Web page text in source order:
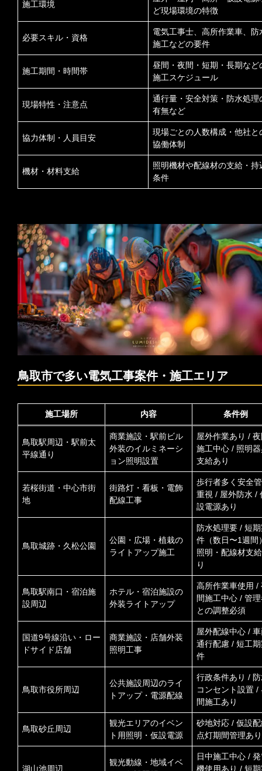
施工環境
ど現場環境の特徴
必要スキル・資格
電気工事士、高所作業車、防
施工などの要件
施工期間・時間帯
昼間・夜間・短期・長期など
施工スケジュール
現場特性・注意点
通行量・安全対策・防水処理
有無など
協力体制・人員目安
現場ごとの人数構成・他社と
協働体制
機材・材料支給
照明機材や配線材の支給・持
条件
鳥取市で多い電気工事案件・施工エリア
施工場所 内容 条件例
鳥取駅周辺・駅前太
平線通り
商業施設・駅前ビル
外装のイルミネーシ
ョン照明設置
屋外作業あり /
施工中心 / 照明
支給あり
若桜街道・中心市街
地
街路灯・看板・電飾
配線工事
歩行者多く安全
重視 / 屋外防水 /
設電源あり
鳥取城跡・久松公園
公園・広場・植栽の
ライトアップ施工
防水処理要 / 短
件（数日〜1週間
照明・配線材支
り
鳥取駅南口・宿泊施
設周辺
ホテル・宿泊施設の
外装ライトアップ
高所作業車使用 /
間施工中心 / 管
との調整必須
国道9号線沿い・ロー
ドサイド店舗
商業施設・店舗外装
照明工事
屋外配線中心 /
通行配慮 / 短工
件
鳥取市役所周辺
公共施設周辺のライ
トアップ・電源配線
行政条件あり /
コンセント設置 /
間施工あり
鳥取砂丘周辺
観光エリアのイベン
ト用照明・仮設電源
砂地対応 / 仮設
点灯期間管理あり
湖山池周辺
観光動線・地域イベ
日中施工中心 /
機使用あり / 短